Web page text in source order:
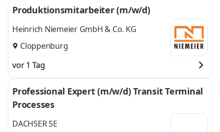
Produktionsmitarbeiter (m/w/d)
Heinrich Niemeier GmbH & Co. KG
Cloppenburg
vor 1 Tag
Professional Expert (m/w/d) Transit Terminal
Processes
DACHSER SE